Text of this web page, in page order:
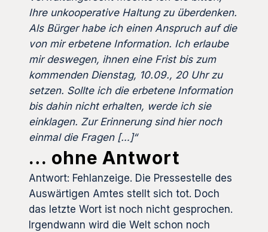
Ihre unkooperative Haltung zu überdenken.
Als Bürger habe ich einen Anspruch auf die
von mir erbetene Information. Ich erlaube
mir deswegen, ihnen eine Frist bis zum
kommenden Dienstag, 10.09., 20 Uhr zu
setzen. Sollte ich die erbetene Information
bis dahin nicht erhalten, werde ich sie
einklagen. Zur Erinnerung sind hier noch
einmal die Fragen […]“
… ohne Antwort
Antwort: Fehlanzeige. Die Pressestelle des
Auswärtigen Amtes stellt sich tot. Doch
das letzte Wort ist noch nicht gesprochen.
Irgendwann wird die Welt schon noch